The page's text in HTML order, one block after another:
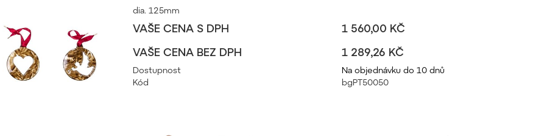
dia. 125mm
VAŠE CENA S DPH
1 560,00 KČ
VAŠE CENA BEZ DPH
1 289,26 KČ
Dostupnost
Na objednávku do 10 dnů
Kód
bgPT50050